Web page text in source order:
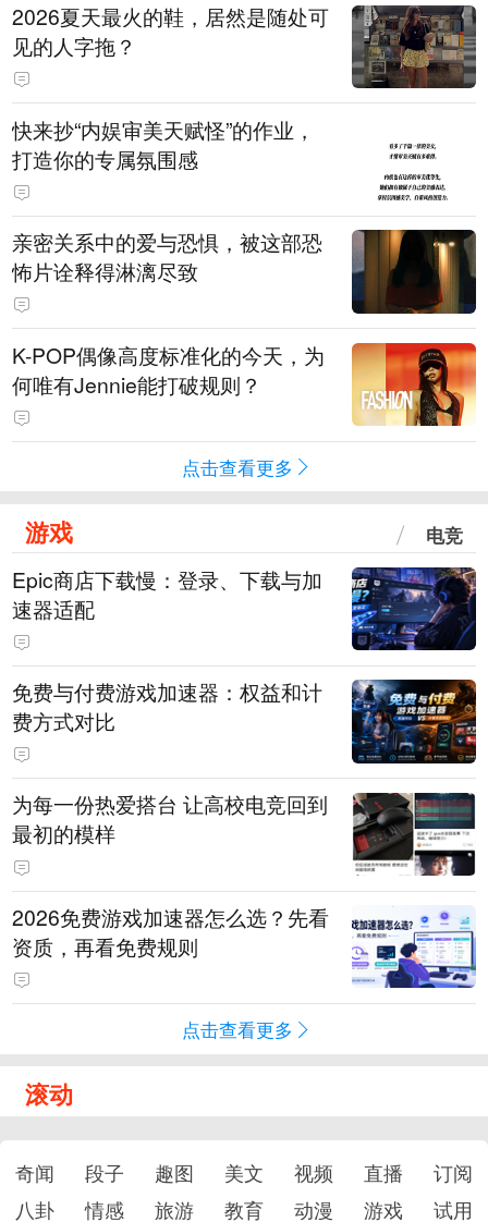
2026夏天最火的鞋，居然是随处可
见的人字拖？
快来抄“内娱审美天赋怪”的作业，
打造你的专属氛围感
亲密关系中的爱与恐惧，被这部恐
怖片诠释得淋漓尽致
K-POP偶像高度标准化的今天，为
何唯有Jennie能打破规则？
点击查看更多
游戏 电竞
Epic商店下载慢：登录、下载与加
速器适配
免费与付费游戏加速器：权益和计
费方式对比
为每一份热爱搭台 让高校电竞回到
最初的模样
2026免费游戏加速器怎么选？先看
资质，再看免费规则
点击查看更多
滚动
奇闻 段子 趣图 美文 视频 直播
订阅
八卦
情感 旅游 教育 动漫 游戏 试用